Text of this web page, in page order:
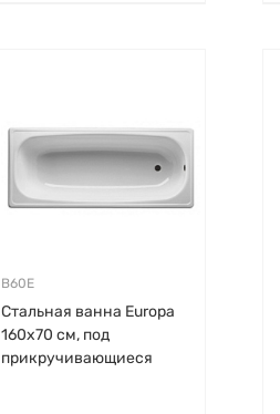
B60E
Стальная ванна Europa
160х70 см, под
прикручивающиеся